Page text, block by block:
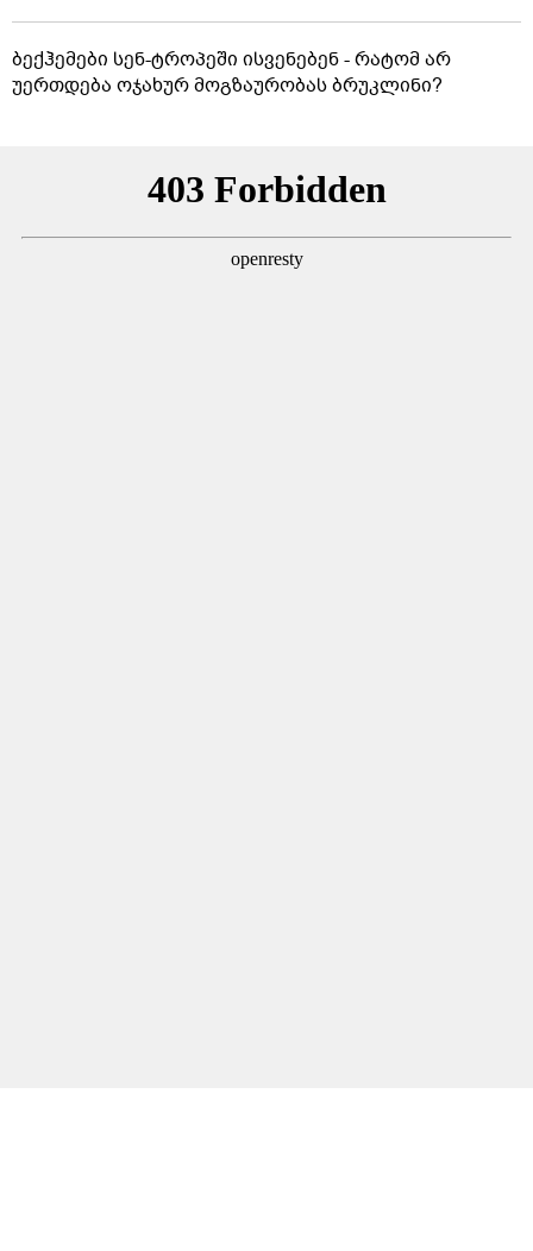
ბექჰემები სენ-ტროპეში ისვენებენ - რატომ არ
უერთდება ოჯახურ მოგზაურობას ბრუკლინი?